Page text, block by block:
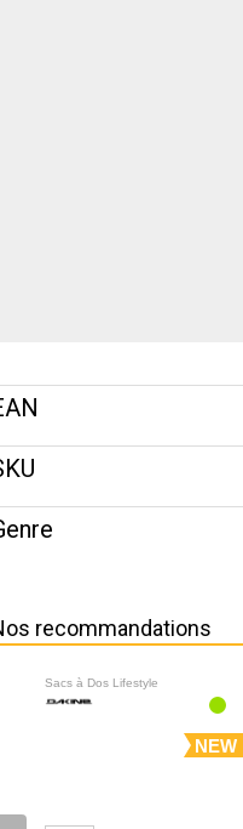
recommandations
Sacs à Dos Lifestyle
NEW